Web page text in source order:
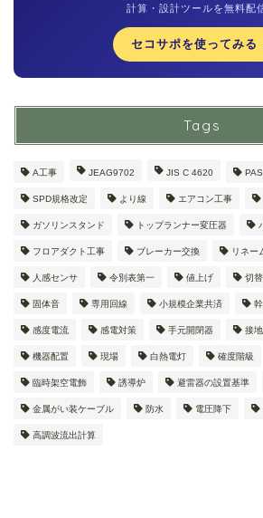
計算・設計ツールを無料配
セコサポを使ってみ
Tags
A工事 JEAG9702 JIS C 4620
SPD規格改定 より線 エアコン工事
ガソリンスタンド トップランナー変圧器
フロアダクト工事 ブレーカー交換 リネー
人感センサ 令別表第一 値上げ 切
固体音 専用回線 小規模企業共済
感度電流 感電対策 手元開閉器 接
機器配置 現場 白熱電灯 確度階級
臨時架空電飾 誘導炉 避雷器の設置基準
金属がい装ケーブル 防水 電圧降下
高調波流出計算